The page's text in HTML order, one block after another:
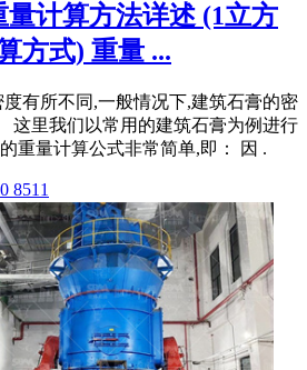
量计算方法详述 (1立方
方式) 重量 ...
有所不同,一般情况下,建筑石膏的密
这里我们以常用的建筑石膏为例进行
重量计算公式非常简单,即： 因 .
8511